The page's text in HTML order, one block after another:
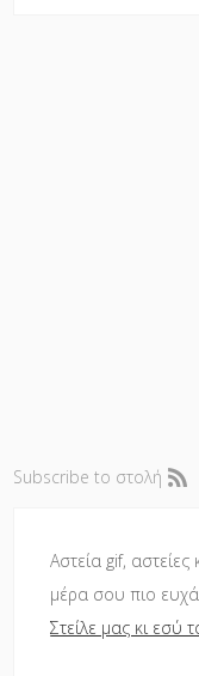
Subscribe to στολή
Αστεία gif, αστείες
μέρα σου πιο
Στείλε μας κι εσύ